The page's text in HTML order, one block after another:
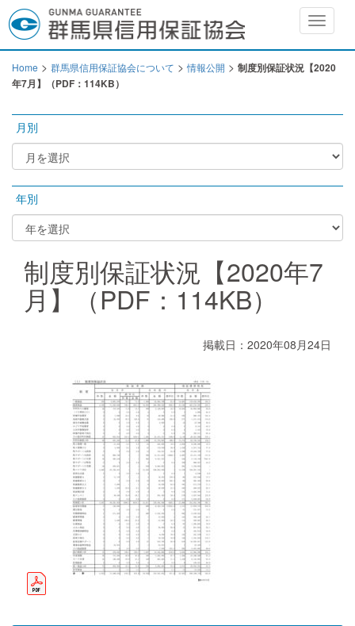
Toggle
Home > 群馬県信用保証協会について >情報公開 > 制度別保証状況【2020
年7月】（PDF：114KB）
月別
年別
制度別保証状況【2020年7
月】（PDF：114KB）
掲載日：2020年08月24日